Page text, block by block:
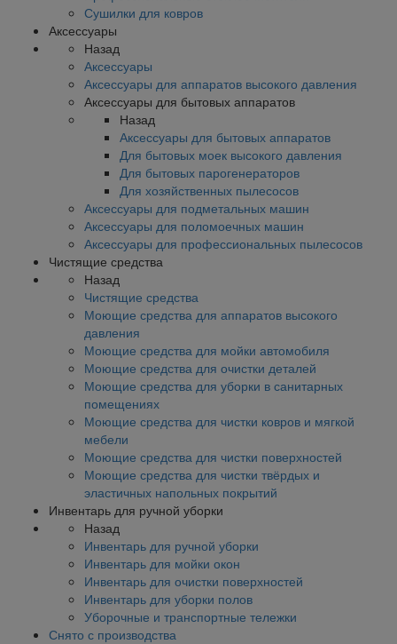
Сушилки для ковров
Аксессуары
Назад
Аксессуары
Аксессуары для аппаратов высокого давления
Аксессуары для бытовых аппаратов
Назад
Аксессуары для бытовых аппаратов
Для бытовых моек высокого давления
Для бытовых парогенераторов
Для хозяйственных пылесосов
Аксессуары для подметальных машин
Аксессуары для поломоечных машин
Аксессуары для профессиональных пылесосов
Чистящие средства
Назад
Чистящие средства
Моющие средства для аппаратов высокого
давления
Моющие средства для мойки автомобиля
Моющие средства для очистки деталей
Моющие средства для уборки в санитарных
помещениях
Моющие средства для чистки ковров и мягкой
мебели
Моющие средства для чистки поверхностей
Моющие средства для чистки твёрдых и
эластичных напольных покрытий
Инвентарь для ручной уборки
Назад
Инвентарь для ручной уборки
Инвентарь для мойки окон
Инвентарь для очистки поверхностей
Инвентарь для уборки полов
Уборочные и транспортные тележки
Снято с производства